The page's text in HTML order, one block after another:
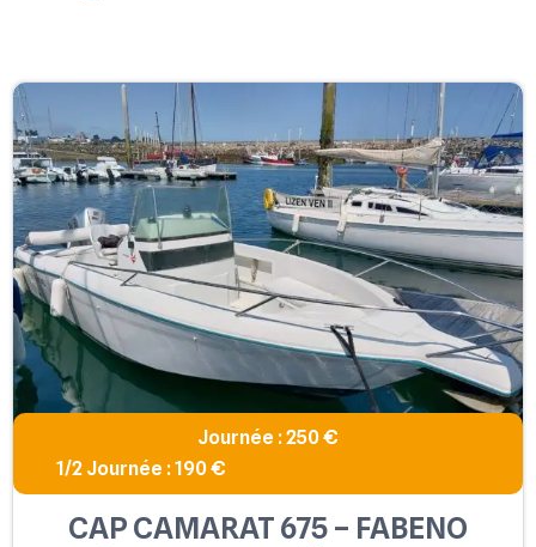
Journée : 250 €
1/2 Journée : 190 €
CAP CAMARAT 675 – FABENO